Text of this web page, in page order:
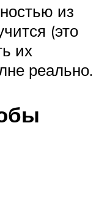
из
(это
их
реально.